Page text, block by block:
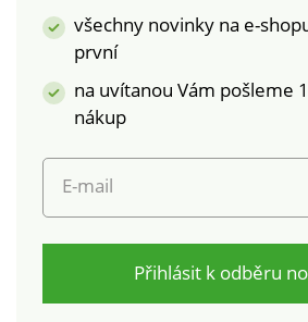
všechny novinky na e-
první
na uvítanou Vám pošleme
nákup
E-mail
Přihlásit k odběru